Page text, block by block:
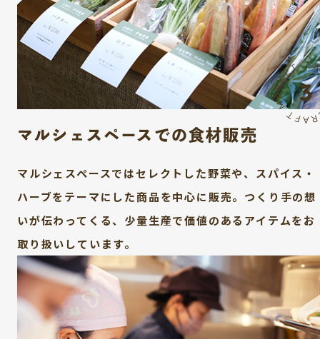
マルシェスペースでの食材販売
マルシェスペースではセレクトした野菜や、スパイス・
ハーブをテーマにした商品を中心に販売。つくり手の想
いが伝わってくる、少量生産で価値のあるアイテムをお
取り扱いしています。